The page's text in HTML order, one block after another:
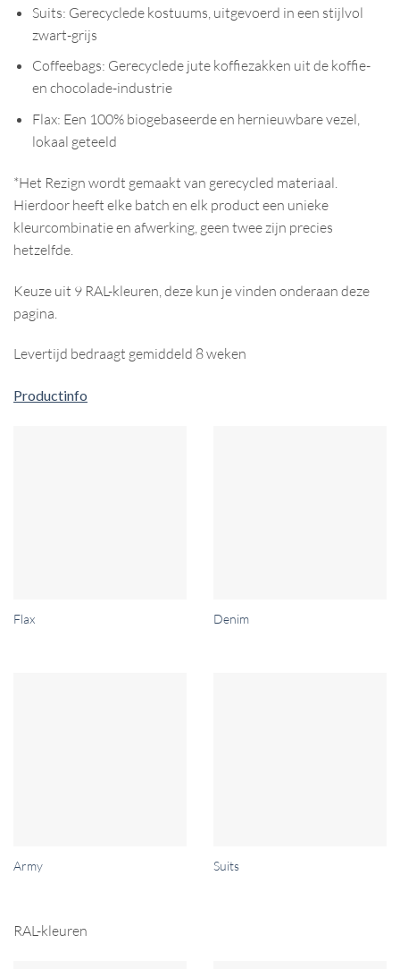
Suits: Gerecyclede kostuums, uitgevoerd in een stijlvol
zwart-grijs
Coffeebags: Gerecyclede jute koffiezakken uit de koffie-
en chocolade-industrie
Flax: Een 100% biogebaseerde en hernieuwbare vezel,
lokaal geteeld
*Het Rezign wordt gemaakt van gerecycled materiaal.
Hierdoor heeft elke batch en elk product een unieke
kleurcombinatie en afwerking, geen twee zijn precies
hetzelfde.
Keuze uit 9 RAL-kleuren, deze kun je vinden onderaan deze
pagina.
Levertijd bedraagt gemiddeld 8 weken
Productinfo
Flax Denim
Army Suits
RAL-kleuren